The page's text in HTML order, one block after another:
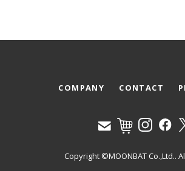
COMPANY CONTACT
Copyright ©MOONBAT Co.,Ltd..